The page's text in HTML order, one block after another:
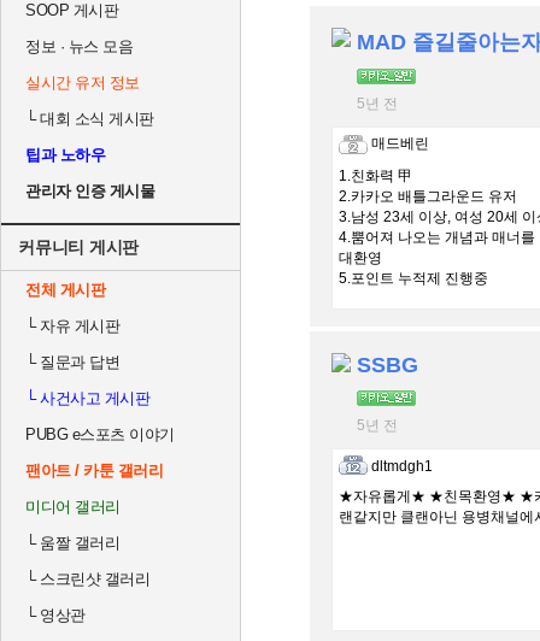
SOOP 게시판
정보 · 뉴스 모음
실시간 유저 정보
└대회 소식 게시판
팁과 노하우
관리자 인증 게시물
커뮤니티 게시판
전체 게시판
└자유 게시판
└질문과 답변
└사건사고 게시판
PUBG e스포츠 이야기
팬아트 / 카툰 갤러리
미디어 갤러리
└움짤 갤러리
└스크린샷 갤러리
└영상관
MAD 즐길줄아는
5년 전
매드베린
1.친화력 甲
2.카카오 배틀그라운드 유저
3.남성 23세 이상, 여성 20세 이
4.뿜어져 나오는 개념과 매너
대환영
5.포인트 누적제 진행중
SSBG
5년 전
dltmdgh1
★자유롭게★ ★친목환영★
랜같지만 클랜아닌 용병채널